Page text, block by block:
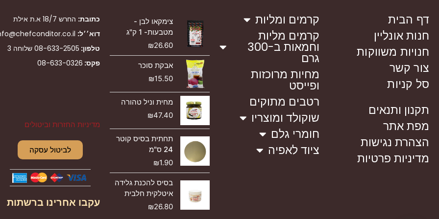
דף הבית
חנות אונליין
חנויות משווקות
צור קשר
סל קניות
תקנון ותנאים
מפת אתר
הצהרת נגישות
מדיניות פרטיות
קרמים ומליות
קרמים מליות
וחמאות ב-300
גרם
מחיות מרוכזות
ופייסט
רטבים מתוקים
שוקולד ומוצריו
חומרי גלם
ציוד לאפיה
צימקאו לבן -
מטבעות- 1 ק"ג
₪26.60
אבקת סוכר
₪15.50
מחית וניל טהורה
₪47.40
תחתית בסיס קוטר
24 ס"מ
₪1.90
בסיס להכנת גלידה
איטלקית חלבית
₪26.80
כתובת: החרש 18/7 א.ת אילת
דוא׳׳ל:
טלפון: 08-633-2505 שלוחה 3
פקס: 08-633-0326
מדיניות החזרות וביטולים
לביטול עסקה
עקבו אחרינו ברשתות